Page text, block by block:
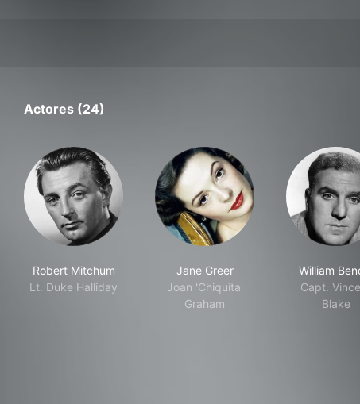
Actores (24)
Robert Mitchum
Lt. Duke Halliday
Jane Greer
Joan 'Chiquita'
Graham
William
Capt.
Blake